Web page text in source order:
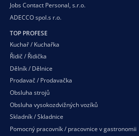
Jobs Contact Personal, s.r.o.
ADECCO spol.s r.o.
TOP PROFESE
Kuchař / Kuchařka
Řidič / Řidička
Dělník / Dělnice
Prodavač / Prodavačka
Obsluha strojů
Obsluha vysokozdvižných vozíků
Skladník / Skladnice
Pomocný pracovník / pracovnice v gastronomii